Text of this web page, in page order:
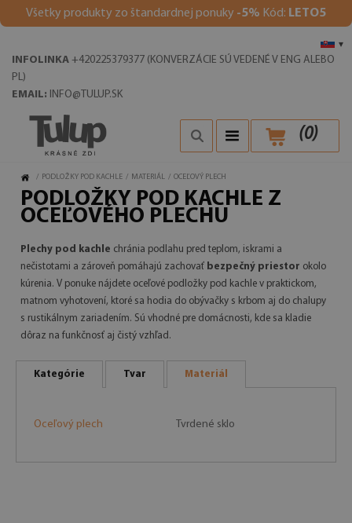
Všetky produkty zo štandardnej ponuky -5% Kód: LETO5
▾
INFOLINKA +420225379377 (KONVERZÁCIE SÚ VEDENÉ V ENG ALEBO
PL)
EMAIL: INFO@TULUP.SK
(0)
/ PODLOŽKY POD KACHLE / MATERIÁL / OCEĽOVÝ PLECH
PODLOŽKY POD KACHLE Z
OCEĽOVÉHO PLECHU
Plechy pod kachle chránia podlahu pred teplom, iskrami a
nečistotami a zároveň pomáhajú zachovať bezpečný priestor okolo
kúrenia. V ponuke nájdete oceľové podložky pod kachle v praktickom,
matnom vyhotovení, ktoré sa hodia do obývačky s krbom aj do chalupy
s rustikálnym zariadením. Sú vhodné pre domácnosti, kde sa kladie
dôraz na funkčnosť aj čistý vzhľad.
Kategórie Tvar Materiál
Oceľový plech Tvrdené sklo